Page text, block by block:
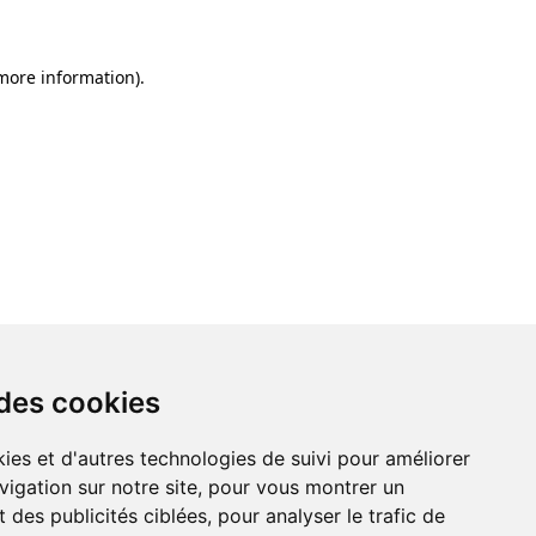
cookies
et d'autres technologies de suivi pour améliorer
sur notre site, pour vous montrer un
des publicités ciblées, pour analyser le trafic de
information).